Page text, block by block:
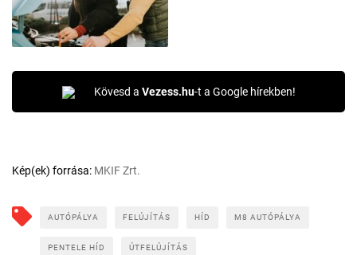
Kövesd a Vezess.hu-t a Google hírekben!
Kép(ek) forrása: MKIF Zrt.
AUTÓPÁLYA FELÚJÍTÁS HÍD M8 AUTÓPÁLYA
PENTELE HÍD ÚTFELÚJÍTÁS